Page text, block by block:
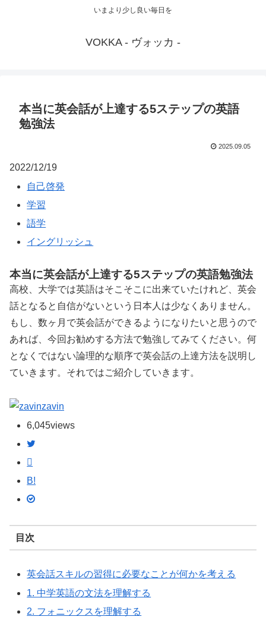
いまより少し良い毎日を
VOKKA - ヴォッカ -
本当に英会話が上達する5ステップの英語
勉強法
2025.09.05
2022/12/19
自己啓発
学習
語学
イングリッシュ
本当に英会話が上達する5ステップの英語勉強法
高校、大学では英語はそこそこに出来ていたけれど、英会
話となると自信がないという日本人は少なくありません。
もし、数ヶ月で英会話ができるようになりたいと思うので
あれば、今回お勧めする方法で勉強してみてください。何
となくではない論理的な順序で英会話の上達方法を説明し
ていきます。それではご紹介していきます。
zavin
6,045views
B!
目次
英会話スキルの習得に必要なことが何かを考える
1. 中学英語の文法を理解する
2. フォニックスを理解する